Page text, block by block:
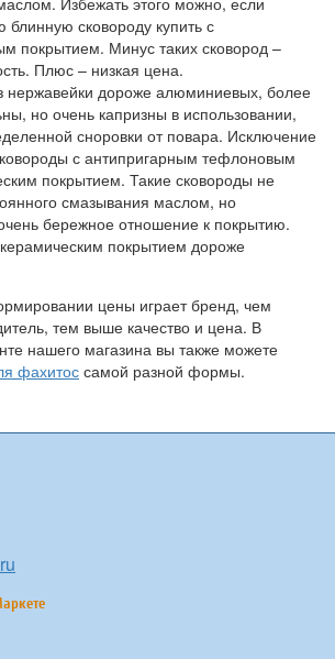
сковороду купить с
покрытием. Минус таких сковород –
Плюс – низкая цена.
нержавейки дороже алюминиевых, более
но очень капризны в использовании,
сноровки от повара. Исключение
с антипригарным тефлоновым
покрытием. Такие сковороды не
смазывания маслом, но
бережное отношение к покрытию.
покрытием дороже
цены играет бренд, чем
тем выше качество и цена. В
нашего магазина вы также можете
фахитос самой разной формы.